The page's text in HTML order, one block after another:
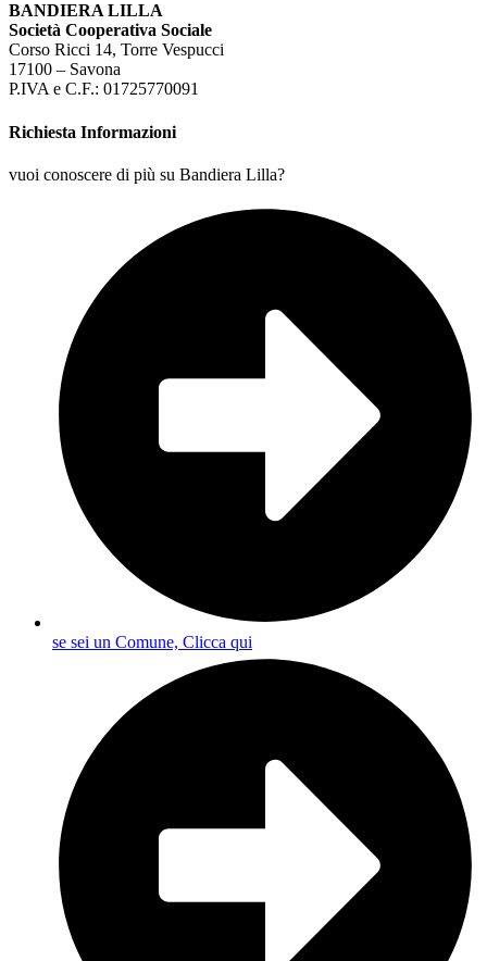
BANDIERA LILLA
Società Cooperativa Sociale
Corso Ricci 14, Torre Vespucci
17100 – Savona
P.IVA e C.F.: 01725770091
Richiesta Informazioni
vuoi conoscere di più su Bandiera Lilla?
se sei un Comune, Clicca qui